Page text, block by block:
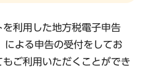
利用した地方税電子申告
による申告の受付をしてお
ご利用いただくことができ